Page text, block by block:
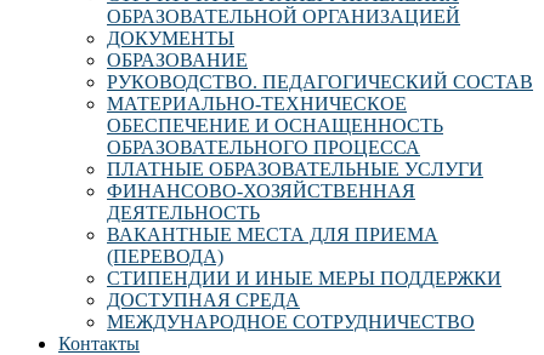
ОБРАЗОВАТЕЛЬНОЙ ОРГАНИЗАЦИЕЙ
ДОКУМЕНТЫ
ОБРАЗОВАНИЕ
РУКОВОДСТВО. ПЕДАГОГИЧЕСКИЙ СОСТАВ
МАТЕРИАЛЬНО-ТЕХНИЧЕСКОЕ
ОБЕСПЕЧЕНИЕ И ОСНАЩЕННОСТЬ
ОБРАЗОВАТЕЛЬНОГО ПРОЦЕССА
ПЛАТНЫЕ ОБРАЗОВАТЕЛЬНЫЕ УСЛУГИ
ФИНАНСОВО-ХОЗЯЙСТВЕННАЯ
ДЕЯТЕЛЬНОСТЬ
ВАКАНТНЫЕ МЕСТА ДЛЯ ПРИЕМА
(ПЕРЕВОДА)
СТИПЕНДИИ И ИНЫЕ МЕРЫ ПОДДЕРЖКИ
ДОСТУПНАЯ СРЕДА
МЕЖДУНАРОДНОЕ СОТРУДНИЧЕСТВО
Контакты